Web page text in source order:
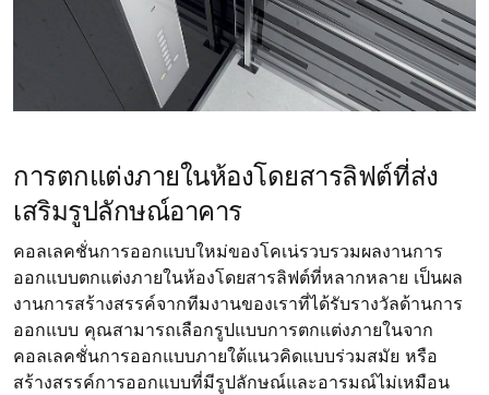
การตกแต่งภายในห้องโดยสารลิฟต์ที่ส่ง
เสริมรูปลักษณ์อาคาร
คอลเลคชั่นการออกแบบใหม่ของโคเน่รวบรวมผลงานการ
ออกแบบตกแต่งภายในห้องโดยสารลิฟต์ที่หลากหลาย เป็นผล
งานการสร้างสรรค์จากทีมงานของเราที่ได้รับรางวัลด้านการ
ออกแบบ คุณสามารถเลือกรูปแบบการตกแต่งภายในจาก
คอลเลคชั่นการออกแบบภายใต้แนวคิดแบบร่วมสมัย หรือ
สร้างสรรค์การออกแบบที่มีรูปลักษณ์และอารมณ์ไม่เหมือน